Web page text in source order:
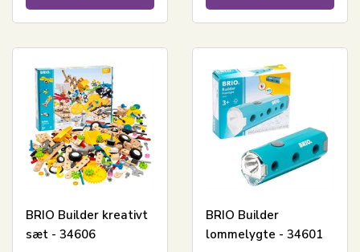
BRIO Builder kreativt
sæt - 34606
BRIO Builder
lommelygte - 34601